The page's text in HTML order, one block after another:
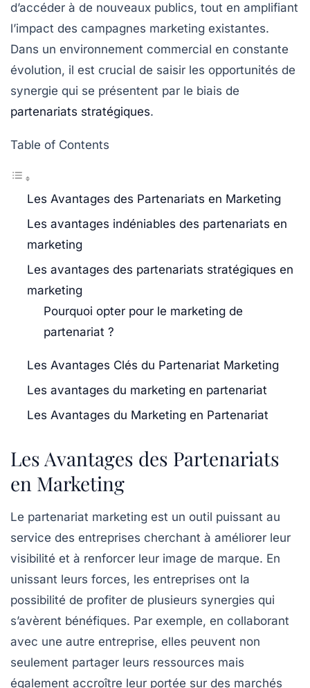
d’accéder à de nouveaux publics, tout en amplifiant
l’impact des campagnes marketing existantes.
Dans un environnement commercial en constante
évolution, il est crucial de saisir les opportunités de
synergie qui se présentent par le biais de
partenariats stratégiques.
Table of Contents
Les Avantages des Partenariats en Marketing
Les avantages indéniables des partenariats en
marketing
Les avantages des partenariats stratégiques en
marketing
Pourquoi opter pour le marketing de
partenariat ?
Les Avantages Clés du Partenariat Marketing
Les avantages du marketing en partenariat
Les Avantages du Marketing en Partenariat
Les Avantages des Partenariats
en Marketing
Le partenariat marketing est un outil puissant au
service des entreprises cherchant à améliorer leur
visibilité et à renforcer leur image de marque. En
unissant leurs forces, les entreprises ont la
possibilité de profiter de plusieurs synergies qui
s’avèrent bénéfiques. Par exemple, en collaborant
avec une autre entreprise, elles peuvent non
seulement partager leurs ressources mais
également accroître leur portée sur des marchés